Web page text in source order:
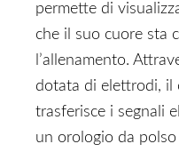
permette di
che il suo cuore sta
l’allenamento.
dotata di elettrodi, il
trasferisce i segnali
un orologio da